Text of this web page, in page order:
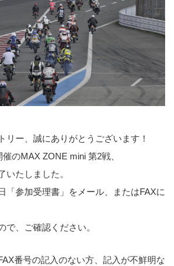
リー、誠にありがとうございます！
のMAX ZONE mini 第2戦、
いたしました。
「参加受理書」をメール、またはFAXに
で、ご確認ください。
番号の記入のない方、記入が不鮮明な